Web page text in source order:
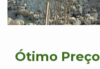
Ótimo Preço